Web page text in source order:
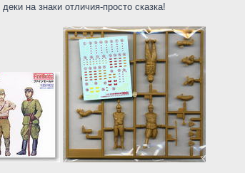
на знаки отличия-просто сказка!